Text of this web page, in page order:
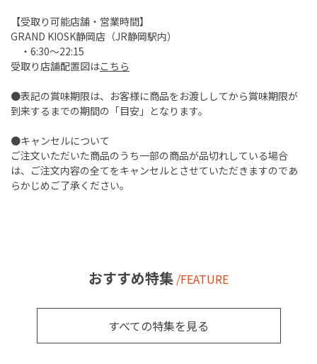
【受取り可能店舗・営業時間】
GRAND KIOSK静岡店（JR静岡駅内）
・6:30～22:15
受取り店舗配置図はこちら
●表記の賞味期限は、お客様に商品をお渡ししてから賞味期限が
到来するまでの期間の「目安」となります。
●キャンセルについて
ご注文いただいた商品のうち一部の商品が品切れしている場合
は、ご注文内容の全てをキャンセルとさせていただきますのであ
らかじめご了承ください。
おすすめ特集 /FEATURE
すべての特集を見る